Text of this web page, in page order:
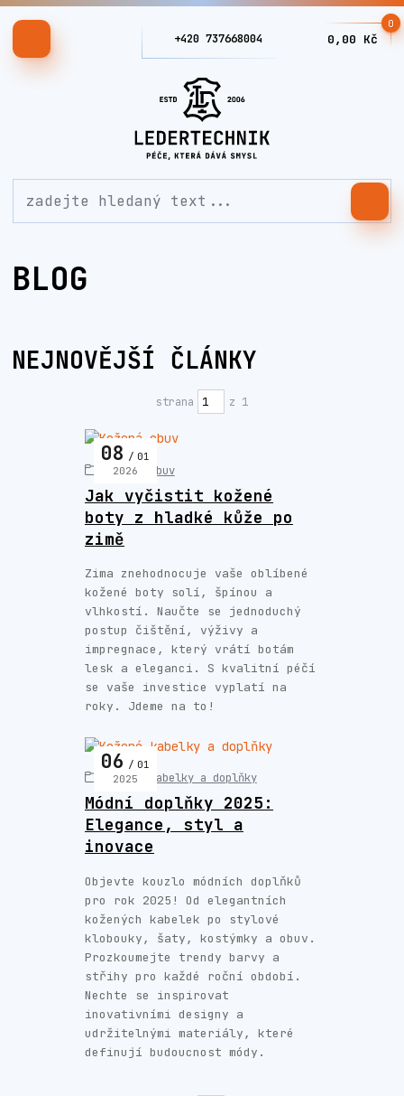
+420 737668004
0
0,00 Kč
BLOG
NEJNOVĚJŠÍ ČLÁNKY
strana z 1
Jak vyčistit kožené
boty z hladké kůže po
zimě
08
01
2026
Kožená obuv
Zima znehodnocuje vaše oblíbené
kožené boty solí, špínou a
vlhkostí. Naučte se jednoduchý
postup čištění, výživy a
impregnace, který vrátí botám
lesk a eleganci. S kvalitní péčí
se vaše investice vyplatí na
roky. Jdeme na to!
Módní doplňky 2025:
Elegance, styl a
inovace
06
01
2025
Kožené kabelky a doplňky
Objevte kouzlo módních doplňků
pro rok 2025! Od elegantních
kožených kabelek po stylové
klobouky, šaty, kostýmky a obuv.
Prozkoumejte trendy barvy a
střihy pro každé roční období.
Nechte se inspirovat
inovativními designy a
udržitelnými materiály, které
definují budoucnost módy.